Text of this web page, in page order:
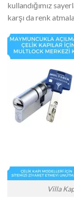
kullandığımız
karşı da renk
Villa